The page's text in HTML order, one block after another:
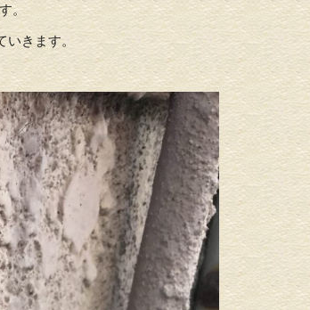
。
きます。